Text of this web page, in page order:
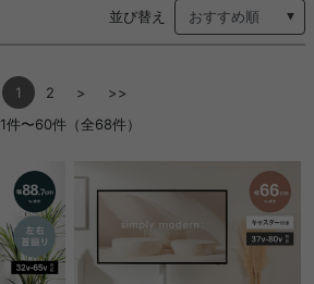
並び替え
1 2 >
>>
1件〜60件（全68件）